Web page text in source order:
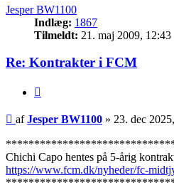
Jesper BW1100
Indlæg: 1867
Tilmeldt: 21. maj 2009, 12:43
Re: Kontrakter i FCM
Indlæg
afJesper BW1100 » 23. dec
Chichi Capo hentes på 5-årig
https://www.fcm.dk/nyheder/fc-